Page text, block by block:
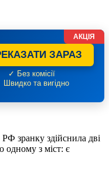
ЗАРАЗ
✓ Без комісії
Швидко та вигідно
АКЦІЯ
зранку здійснила дві
одному з міст: є